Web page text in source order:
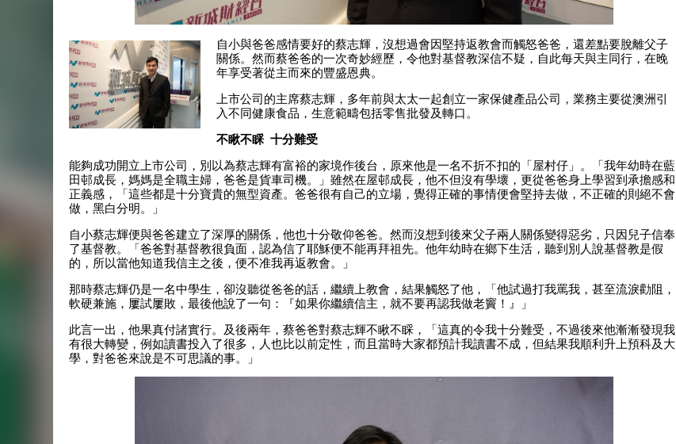
自小與爸爸感情要好的蔡志輝，沒想過會因堅持返教會而觸怒爸爸，還差點要脫離父子
關係。然而蔡爸爸的一次奇妙經歷，令他對基督教深信不疑，自此每天與主同行，在晚
年享受著從主而來的豐盛恩典。
上市公司的主席蔡志輝，多年前與太太一起創立一家保健產品公司，業務主要從澳洲引
入不同健康食品，生意範疇包括零售批發及轉口。
不瞅不睬 十分難受
能夠成功開立上市公司，別以為蔡志輝有富裕的家境作後台，原來他是一名不折不扣的「屋村仔」。「我年幼時在藍
田邨成長，媽媽是全職主婦，爸爸是貨車司機。」雖然在屋邨成長，他不但沒有學壞，更從爸爸身上學習到承擔感和
正義感，「這些都是十分寶貴的無型資產。爸爸很有自己的立場，覺得正確的事情便會堅持去做，不正確的則絕不會
做，黑白分明。」
自小蔡志輝便與爸爸建立了深厚的關係，他也十分敬仰爸爸。然而沒想到後來父子兩人關係變得惡劣，只因兒子信奉
了基督教。「爸爸對基督教很負面，認為信了耶穌便不能再拜祖先。他年幼時在鄉下生活，聽到別人說基督教是假
的，所以當他知道我信主之後，便不准我再返教會。」
那時蔡志輝仍是一名中學生，卻沒聽從爸爸的話，繼續上教會，結果觸怒了他，「他試過打我罵我，甚至流淚勸阻，
軟硬兼施，屢試屢敗，最後他說了一句：『如果你繼續信主，就不要再認我做老竇！』」
此言一出，他果真付諸實行。及後兩年，蔡爸爸對蔡志輝不瞅不睬，「這真的令我十分難受，不過後來他漸漸發現我
有很大轉變，例如讀書投入了很多，人也比以前定性，而且當時大家都預計我讀書不成，但結果我順利升上預科及大
學，對爸爸來說是不可思議的事。」